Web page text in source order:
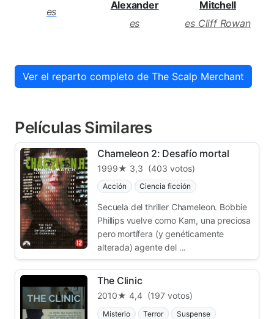
es
Alexander
es
Mitchell
es Cliff Rowan
Ver el reparto completo de The Scalp Merchant
Películas Similares
Chameleon 2: Desafío mortal
1999★ 3,3 (403 votos)
Acción Ciencia ficción
Secuela del thriller Chameleon. Bobbie
Phillips vuelve como Kam, una preciosa
pero mortífera (y genéticamente
alterada) agente del ...
The Clinic
2010★ 4,4 (197 votos)
Misterio Terror Suspense